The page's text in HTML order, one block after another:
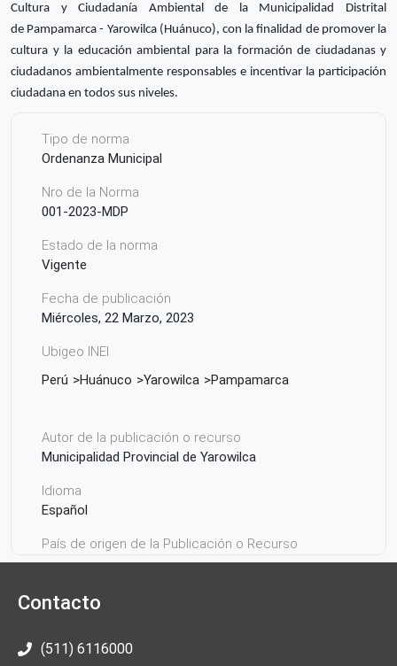
Cultura y Ciudadanía Ambiental de la Municipalidad Distrital
de Pampamarca - Yarowilca (Huánuco), con la finalidad de promover la
cultura y la educación ambiental para la formación de ciudadanas y
ciudadanos ambientalmente responsables e incentivar la participación
ciudadana en todos sus niveles.
Tipo de norma
Ordenanza Municipal
Nro de la Norma
001-2023-MDP
Estado de la norma
Vigente
Fecha de publicación
Miércoles, 22 Marzo, 2023
Ubigeo INEI
Perú
Huánuco Yarowilca Pampamarca
Autor de la publicación o recurso
Municipalidad Provincial de Yarowilca
Idioma
Español
País de origen de la Publicación o Recurso
Perú
Contacto
(511) 6116000